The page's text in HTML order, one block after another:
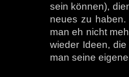
sein können),
neues zu
man eh nicht
wieder Ideen,
man seine